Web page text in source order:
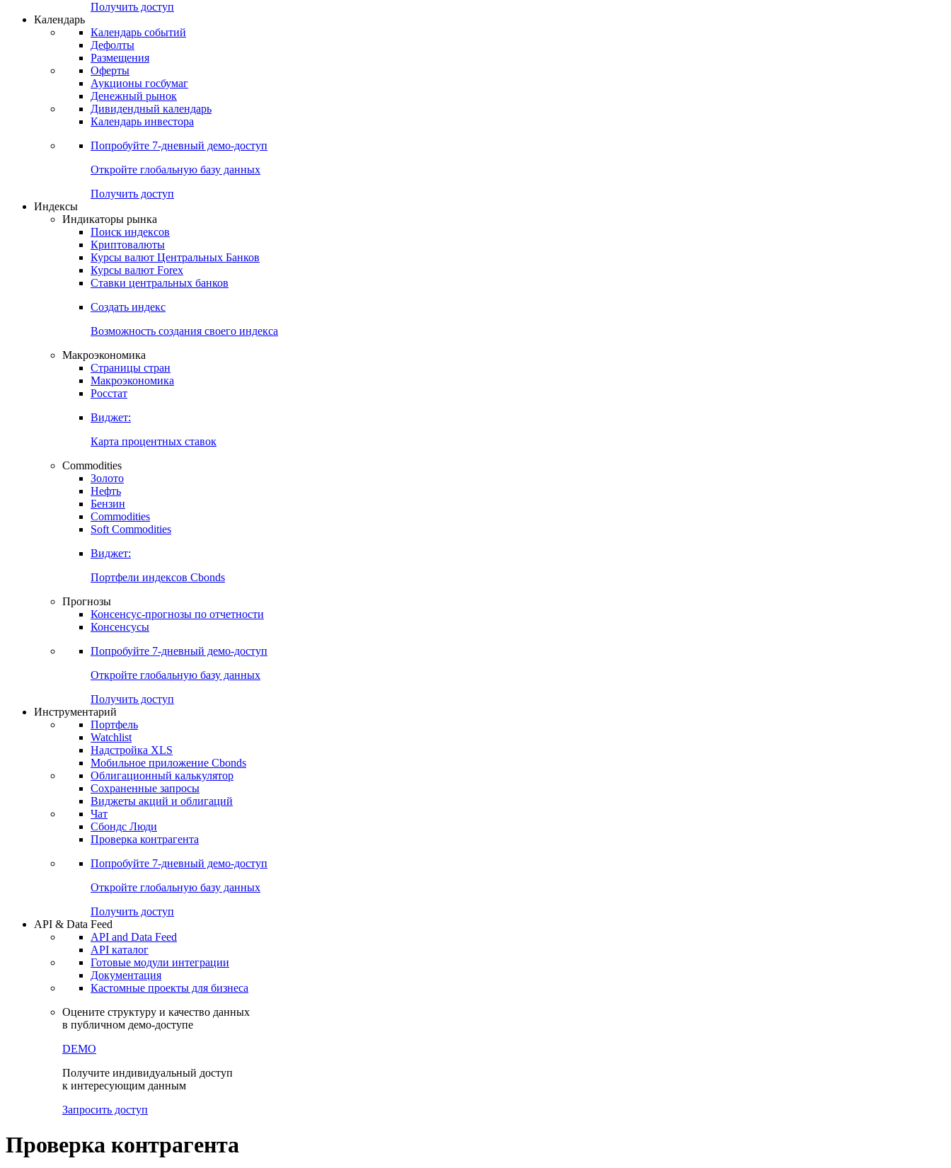
Получить доступ
Календарь
Календарь событий
Дефолты
Размещения
Оферты
Аукционы госбумаг
Денежный рынок
Дивидендный календарь
Календарь инвестора
Попробуйте 7-дневный демо-доступ
Откройте глобальную базу данных
Получить доступ
Индексы
Индикаторы рынка
Поиск индексов
Криптовалюты
Курсы валют Центральных Банков
Курсы валют Forex
Ставки центральных банков
Создать индекс
Возможность создания своего индекса
Макроэкономика
Страницы стран
Макроэкономика
Росстат
Виджет:
Карта процентных ставок
Commodities
Золото
Нефть
Бензин
Commodities
Soft Commodities
Виджет:
Портфели индексов Cbonds
Прогнозы
Консенсус-прогнозы по отчетности
Консенсусы
Попробуйте 7-дневный демо-доступ
Откройте глобальную базу данных
Получить доступ
Инструментарий
Портфель
Watchlist
Надстройка XLS
Мобильное приложение Cbonds
Облигационный калькулятор
Сохраненные запросы
Виджеты акций и облигаций
Чат
Сбондс Люди
Проверка контрагента
Попробуйте 7-дневный демо-доступ
Откройте глобальную базу данных
Получить доступ
API & Data Feed
API and Data Feed
API каталог
Готовые модули интеграции
Документация
Кастомные проекты для бизнеса
Оцените структуру и качество данных
в публичном демо-доступе
DEMO
Получите индивидуальный доступ
к интересующим данным
Запросить доступ
Проверка контрагента